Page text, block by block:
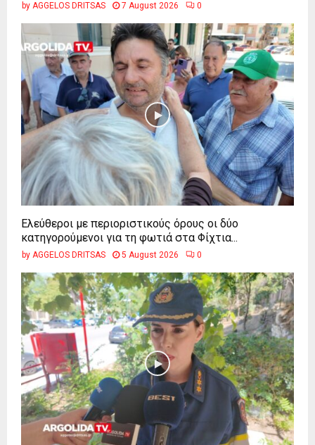
by AGGELOS DRITSAS 7 August 2026 0
Ελεύθεροι με περιοριστικούς όρους οι δύο
κατηγορούμενοι για τη φωτιά στα Φίχτια...
by AGGELOS DRITSAS 5 August 2026 0